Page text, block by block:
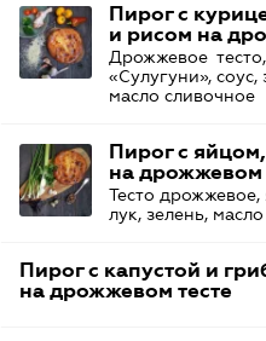
Пирог с
и рисом на
Дрожжевое
«Сулугуни», соус,
масло сливочное
Пирог с
на дрожжевом
Тесто дрожжевое,
лук, зелень,
Пирог с капустой и
на дрожжевом тесте